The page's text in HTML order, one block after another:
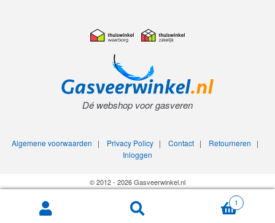
1
Dé webshop voor gasveren
Algemene voorwaarden | Privacy Policy| Contact| Retourneren |
Inloggen
© 2012 - 2026 Gasveerwinkel.nl